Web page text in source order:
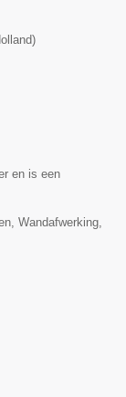
)
en is een
Wandafwerking,